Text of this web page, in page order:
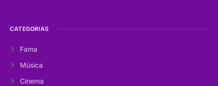
CATEGORIAS
Fama
Música
Cinema